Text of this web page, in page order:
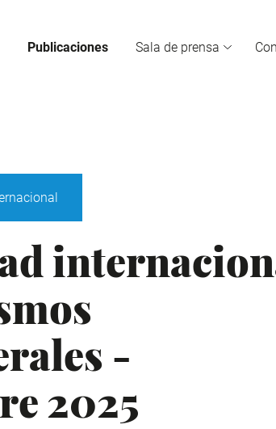
Publicaciones Sala de prensa
-
2025